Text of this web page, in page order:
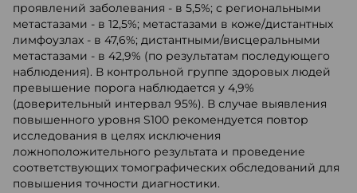
проявлений заболевания - в 5,5%; с региональными
метастазами - в 12,5%; метастазами в коже/дистантных
лимфоузлах - в 47,6%; дистантными/висцеральными
метастазами - в 42,9% (по результатам последующего
наблюдения). В контрольной группе здоровых людей
превышение порога наблюдается у 4,9%
(доверительный интервал 95%). В случае выявления
повышенного уровня S100 рекомендуется повтор
исследования в целях исключения
ложноположительного результата и проведение
соответствующих томографических обследований для
повышения точности диагностики.